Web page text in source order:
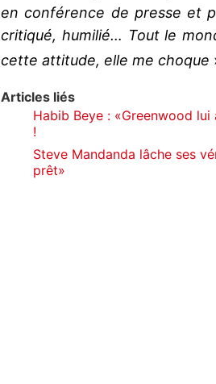
en conférence de presse et
critiqué, humilié… Tout le
cette attitude, elle me choque
Articles liés
Habib Beye : «Greenwood lui
!
Steve Mandanda lâche ses
prêt»